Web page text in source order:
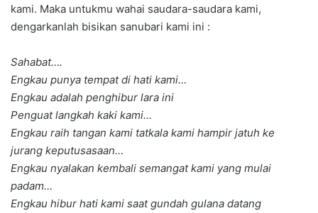
kami. Maka untukmu wahai saudara-saudara kami,
dengarkanlah bisikan sanubari kami ini :
Sahabat….
Engkau punya tempat di hati kami…
Engkau adalah penghibur lara ini
Penguat langkah kaki kami…
Engkau raih tangan kami tatkala kami hampir jatuh ke
jurang keputusasaan…
Engkau nyalakan kembali semangat kami yang mulai
padam…
Engkau hibur hati kami saat gundah gulana datang